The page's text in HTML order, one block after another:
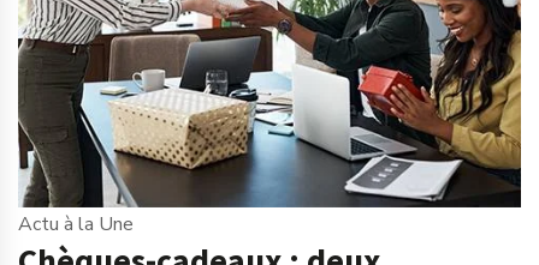
Actu à la Une